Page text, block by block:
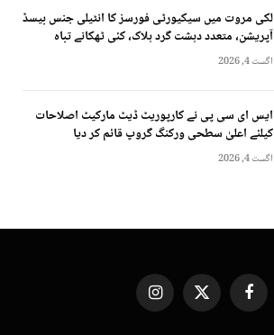
لکی مروت میں سیکیورٹی فورسز کا انٹیلی جنس بیسڈ
آپریشن، متعدد دہشت گرد ہلاک، کئی ٹھکانے تباہ
اگست 4, 2026
ایس ای سی پی نے کارپوریٹ ڈیٹ مارکیٹ اصلاحات
کیلئے اعلیٰ سطحی ورکنگ گروپ قائم کر دیا
اگست 4, 2026
Facebook
X
(Twitter)
Instagram